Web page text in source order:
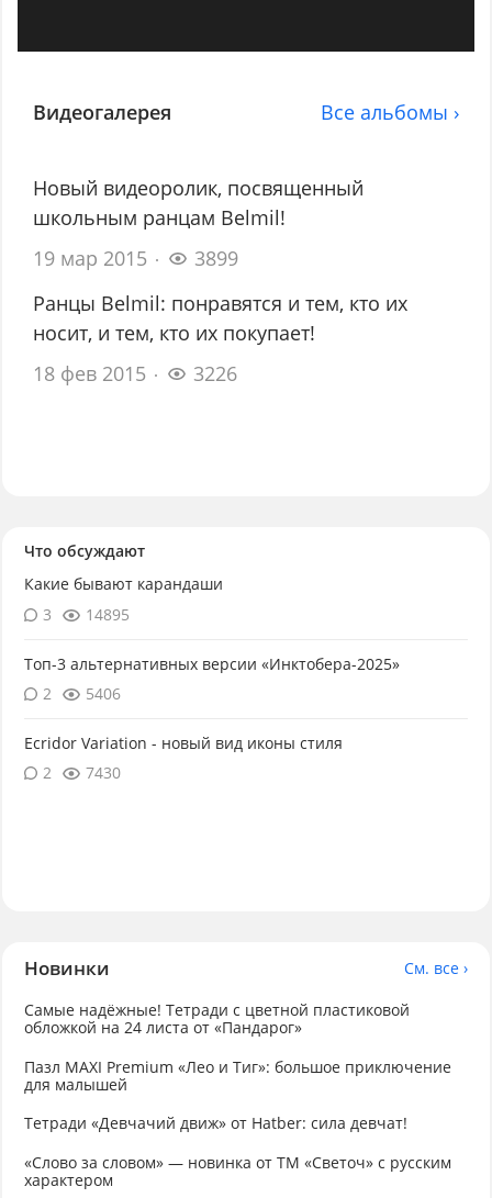
Видеогалерея Все альбомы ›
Новый видеоролик, посвященный
школьным ранцам Belmil!
19 мар 2015
3899
Ранцы Belmil: понравятся и тем, кто их
носит, и тем, кто их покупает!
18 фев 2015
3226
Что обсуждают
Какие бывают карандаши
3
14895
Топ-3 альтернативных версии «Инктобера-2025»
2
5406
Ecridor Variation - новый вид иконы стиля
2
7430
Новинки
См. все ›
Самые надёжные! Тетради с цветной пластиковой
обложкой на 24 листа от «Пандарог»
Пазл MAXI Premium «Лео и Тиг»: большое приключение
для малышей
Тетради «Девчачий движ» от Hatber: сила девчат!
«Слово за словом» — новинка от ТМ «Светоч» с русским
характером